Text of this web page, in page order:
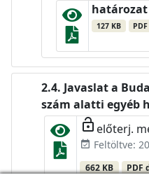
határozat
127 KB
Javaslat a
szám alatti egyéb
lock_open előterj.
event_available Feltöltve:
662 KB PDF